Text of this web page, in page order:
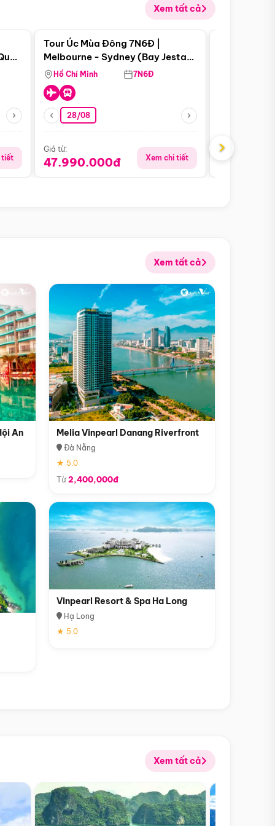
Xem tất cả
tiết
Điểm nổi bật
Tour Úc Mùa Đông 7N6Đ |
Melbourne - Sydney (Bay Jestar
Airways)
Hồ Chí Minh 7N6Đ
28/08
Giá từ:
47.990.000đ Xem chi tiết
Giá từ:
›
Xem tất cả
An Melia Vinpearl Danang Riverfront
Đà Nẵng
★ 5.0
Từ2,400,000đ
Vinpearl Resort & Spa Ha Long
Hạ Long
★ 5.0
Xem tất cả